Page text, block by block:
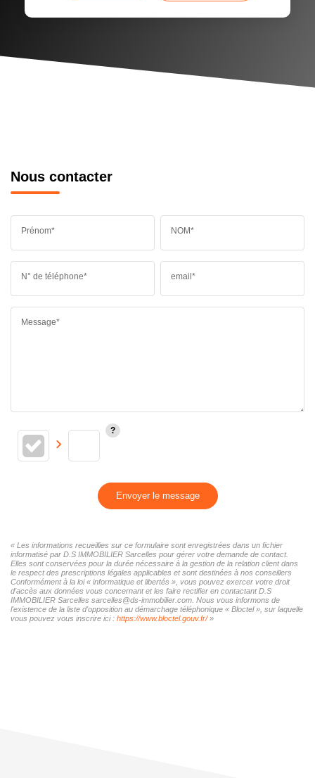
Nous contacter
Prénom* NOM*
N° de téléphone* email*
Message*
Envoyer le message
« Les informations recueillies sur ce formulaire sont enregistrées dans un fichier
informatisé par D.S IMMOBILIER Sarcelles pour gérer votre demande de contact.
Elles sont conservées pour la durée nécessaire à la gestion de la relation client dans
le respect des prescriptions légales applicables et sont destinées à nos conseillers
Conformément à la loi « informatique et libertés », vous pouvez exercer votre droit
d'accès aux données vous concernant et les faire rectifier en contactant D.S
IMMOBILIER Sarcelles sarcelles@ds-immobilier.com. Nous vous informons de
l'existence de la liste d'opposition au démarchage téléphonique « Bloctel », sur laquelle
vous pouvez vous inscrire ici : https://www.bloctel.gouv.fr/»